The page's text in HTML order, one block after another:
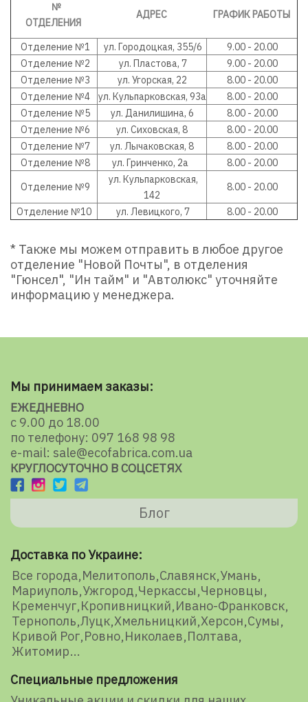
№
ОТДЕЛЕНИЯ
АДРЕС ГРАФИК РАБОТЫ
Отделение №1 ул. Городоцкая, 355/6
9.00 - 20.00
Отделение №2
ул. Пластова, 7
9.00 - 20.00
Отделение №3
ул. Угорская, 22
8.00 - 20.00
Отделение №4
ул. Кульпарковская, 93а 8.00 - 20.00
Отделение №5
ул. Данилишина, 6 8.00 - 20.00
Отделение №6
ул. Сиховская, 8 8.00 - 20.00
Отделение №7
ул. Лычаковская, 8 8.00 - 20.00
Отделение №8
ул. Гринченко, 2а 8.00 - 20.00
Отделение №9
ул. Кульпарковская,
142
8.00 - 20.00
Отделение №10
ул. Левицкого, 7 8.00 - 20.00
* Также мы можем отправить в любое другое
отделение "Новой Почты", в отделения
"Гюнсел", "Ин тайм" и "Автолюкс" уточняйте
информацию у менеджера.
Мы принимаем заказы:
ЕЖЕДНЕВНО
с 9.00 до 18.00
по телефону: 097 168 98 98
e-mail: sale@ecofabrica.com.ua
КРУГЛОСУТОЧНО В СОЦСЕТЯХ
Блог
Доставка по Украине:
Все города Мелитополь Славянск Умань
Мариуполь Ужгород Черкассы Черновцы
Кременчуг Кропивницкий Ивано-Франковск
Тернополь Луцк Хмельницкий Херсон Сумы
Кривой Рог Ровно Николаев Полтава
Житомир
Специальные предложения